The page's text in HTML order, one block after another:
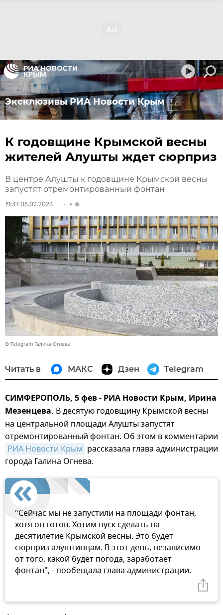
Эксклюзивы РИА Новости Крым
К годовщине Крымской весны
жителей Алушты ждет сюрприз
В центре Алушты к годовщине Крымской весны
запустят отремонтированный фонтан
19:37 05.02.2024
© Telegram Галина Огнева
Читать в МАКС Дзен Telegram
СИМФЕРОПОЛЬ, 5 фев - РИА Новости Крым, Ирина
Мезенцева. В десятую годовщину Крымской весны
на центральной площади Алушты запустят
отремонтированный фонтан. Об этом в комментарии
РИА Новости Крым рассказала глава администрации
города Галина Огнева.
"Сейчас мы не запустили на площади фонтан,
хотя он готов. Хотим пуск сделать на
десятилетие Крымской весны. Это будет
сюрприз алуштинцам. В этот день, независимо
от того, какой будет погода, заработает
фонтан", - пообещала глава администрации.